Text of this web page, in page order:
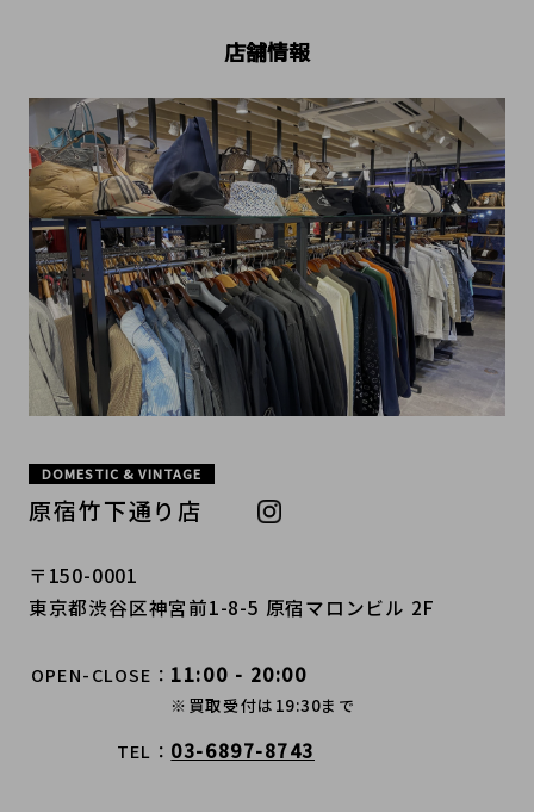
店舗情報
DOMESTIC & VINTAGE
原宿竹下通り店
〒150-0001
東京都渋谷区神宮前1-8-5 原宿マロンビル 2F
OPEN-CLOSE 11:00 - 20:00
※買取受付は19:30まで
TEL 03-6897-8743